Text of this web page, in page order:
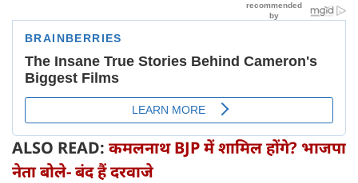
ALSO READ: कमलनाथ BJP में शामिल होंगे? भाजपा
नेता बोले- बंद हैं दरवाजे